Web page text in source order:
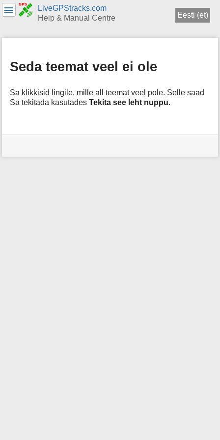
LiveGPStracks.com
Help & Manual Centre
Eesti (et)
Seda teemat veel ei ole
Sa klikkisid lingile, mille all teemat veel pole. Selle saad
Sa tekitada kasutadesTekita see leht nuppu.